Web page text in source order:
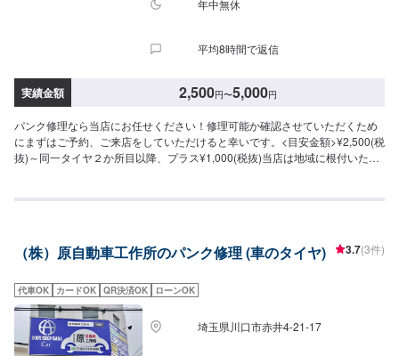
年中無休
平均8時間で返信
実績金額 2,500円〜5,000円
パンク修理なら当店にお任せください！修理可能か確認させていただくため
にまずはご予約、ご来店をしていただけると幸いです。<目安金額>¥2,500(税
抜)～同一タイヤ２か所目以降、プラス¥1,000(税抜)当店は地域に根付いたガ
DLでBOXティッシュ１箱プレゼント中です！是非アプリDLして当店をお気に
（株）原自動車工作所のパンク修理 (車のタイヤ) 3.7(3件)
代車OK カードOK QR決済OK ローンOK
埼玉県川口市赤井4-21-17